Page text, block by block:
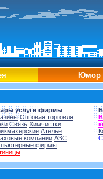
Юмор
услуги фирмы
Оптовая торговля
Связь Химчистки
Ателье
компании АЗС
фирмы